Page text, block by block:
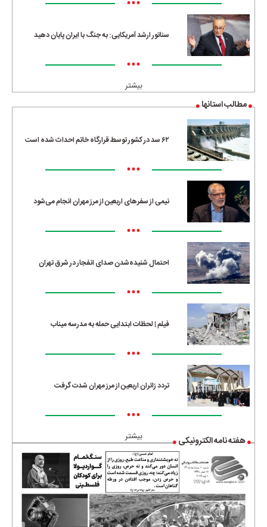
سناتور ارشد آمریکایی: به جنگ با ایران پایان دهید
•••
بیشتر
مطالب استانها
۶۲ سد در کشور توسط قرارگاه خاتم احداث شده است
•••
نیمی از سفرهای اربعین از مرز مهران انجام می‌شود
•••
احتمال شنیده‌شدن صدای انفجار در شرق تهران
•••
فیلم | لحظات ابتدایی حمله به مدرسه میناب
•••
تردد زائران اربعین از مرز مهران شدت گرفت
•••
بیشتر هفته نامه الکترونیکی